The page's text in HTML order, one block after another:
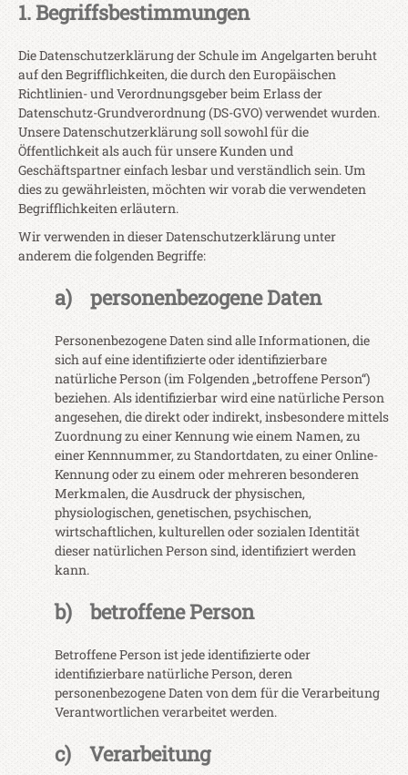
1. Begriffsbestimmungen
Die Datenschutzerklärung der Schule im Angelgarten beruht
auf den Begrifflichkeiten, die durch den Europäischen
Richtlinien- und Verordnungsgeber beim Erlass der
Datenschutz-Grundverordnung (DS-GVO) verwendet wurden.
Unsere Datenschutzerklärung soll sowohl für die
Öffentlichkeit als auch für unsere Kunden und
Geschäftspartner einfach lesbar und verständlich sein. Um
dies zu gewährleisten, möchten wir vorab die verwendeten
Begrifflichkeiten erläutern.
Wir verwenden in dieser Datenschutzerklärung unter
anderem die folgenden Begriffe:
a) personenbezogene Daten
Personenbezogene Daten sind alle Informationen, die
sich auf eine identifizierte oder identifizierbare
natürliche Person (im Folgenden „betroffene Person“)
beziehen. Als identifizierbar wird eine natürliche Person
angesehen, die direkt oder indirekt, insbesondere mittels
Zuordnung zu einer Kennung wie einem Namen, zu
einer Kennnummer, zu Standortdaten, zu einer Online-
Kennung oder zu einem oder mehreren besonderen
Merkmalen, die Ausdruck der physischen,
physiologischen, genetischen, psychischen,
wirtschaftlichen, kulturellen oder sozialen Identität
dieser natürlichen Person sind, identifiziert werden
kann.
b) betroffene Person
Betroffene Person ist jede identifizierte oder
identifizierbare natürliche Person, deren
personenbezogene Daten von dem für die Verarbeitung
Verantwortlichen verarbeitet werden.
c) Verarbeitung